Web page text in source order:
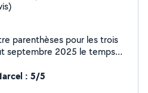
parenthèses pour les trois
septembre 2025 le temps
de l'élagage, de l'entretien-
: 5/5